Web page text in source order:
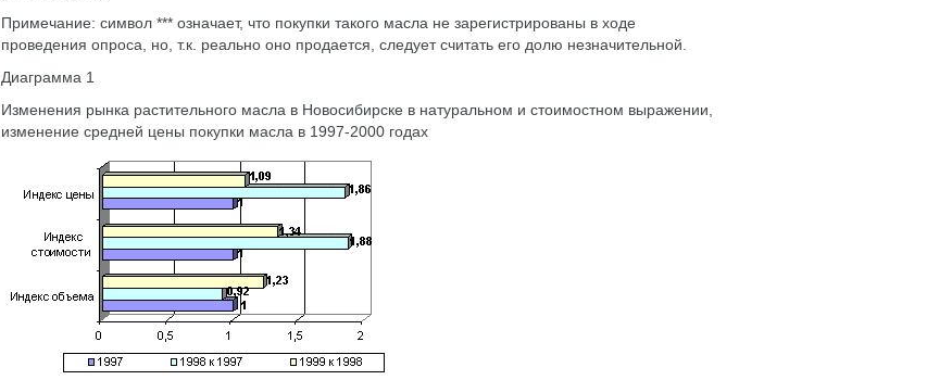
Примечание: символ *** означает, что покупки такого масла не зарегистрированы в ходе
проведения опроса, но, т.к. реально оно продается, следует считать его долю незначительной.
Диаграмма 1
Изменения рынка растительного масла в Новосибирске в натуральном и стоимостном выражении,
изменение средней цены покупки масла в 1997-2000 годах